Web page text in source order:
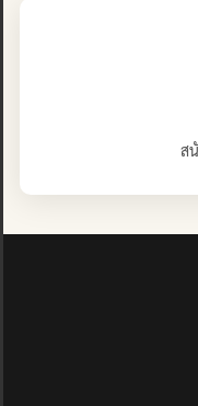
ส